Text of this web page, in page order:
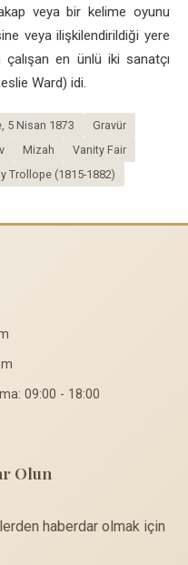
veya bir kelime oyunu
veya ilişkilendirildiği yere
en ünlü iki sanatçı
Ward) idi.
5 Nisan 1873
Gravür
Mizah
Vanity Fair
Trollope (1815-1882)
09:00 - 18:00
Olun
haberdar olmak için